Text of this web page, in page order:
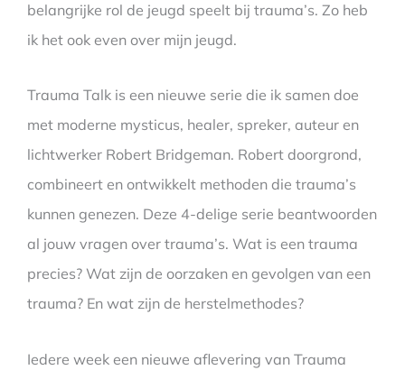
belangrijke rol de jeugd speelt bij trauma’s. Zo heb
ik het ook even over mijn jeugd.
Trauma Talk is een nieuwe serie die ik samen doe
met moderne mysticus, healer, spreker, auteur en
lichtwerker Robert Bridgeman. Robert doorgrond,
combineert en ontwikkelt methoden die trauma’s
kunnen genezen. Deze 4-delige serie beantwoorden
al jouw vragen over trauma’s. Wat is een trauma
precies? Wat zijn de oorzaken en gevolgen van een
trauma? En wat zijn de herstelmethodes?
Iedere week een nieuwe aflevering van Trauma